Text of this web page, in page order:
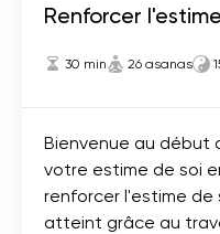
Renforcer
30 min 26 asanas
Bienvenue au début
votre estime de soi
renforcer l'estime
atteint grâce au